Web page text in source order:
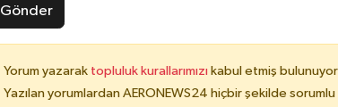
Gönder
Yorum yazarak topluluk kurallarımızı kabul etmiş
Yazılan yorumlardan AERONEWS24 hiçbir şekilde